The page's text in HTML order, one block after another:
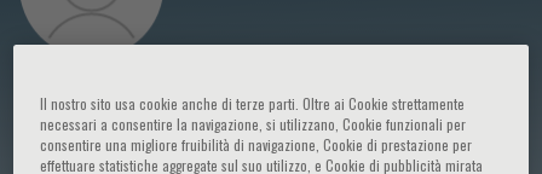
Ngasia Dieudonne
Il nostro sito usa cookie anche di terze parti. Oltre ai Cookie strettamente
necessari a consentire la navigazione, si utilizzano, Cookie funzionali per
consentire una migliore fruibilità di navigazione, Cookie di prestazione per
effettuare statistiche aggregate sul suo utilizzo, e Cookie di pubblicità mirata